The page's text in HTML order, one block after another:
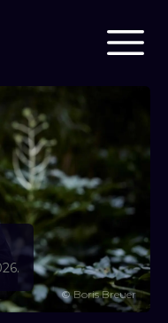
©Boris Breuer